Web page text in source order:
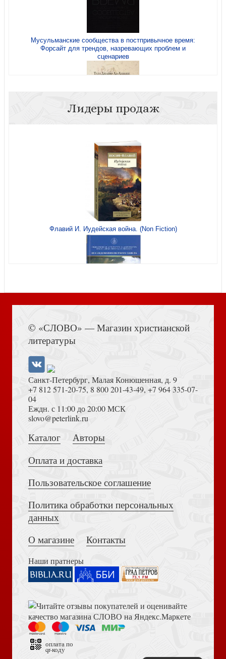
Мусульманские сообщества в постпривычное время:
Форсайт для трендов, назревающих проблем и
сценариев
Ал-Алвани, Таха, Джабир. Вероотступничество в
исламе. Исторический и текстуальный анализ
Зорин А. «Драгоценный камень, исполняющий
желания». Сборники «Сунгдуй» и «Доманг» в истории
тибетско
Иванов Д. Время Че: альтер-капитализм в XXI веке
культуры
Емельянов В. Литература Древней Месопотамии. Курс
Лидеры продаж
Флавий И. Иудейская война. (Non Fiction)
Толкование на Апокалипсис (Тихоний Африканский)
Достоевский Ф.М. Сила и правда России (2024)
е изд., перераб., и доп., синий бумвинил)
© «СЛОВО» — Магазин христианской
литературы
Санкт-Петербург, Малая Конюшенная, д. 9
+7 812 571-20-75, 8 800 201-43-49, +7 964 335-07-
04
Еждн. с 11:00 до 20:00 МСК
slovo@peterlink.ru
Каталог
Авторы
Оплата и доставка
Пользовательское соглашение
Политика обработки персональных
данных
О магазине
Контакты
Наши пратнеры
оплата по
qr-коду